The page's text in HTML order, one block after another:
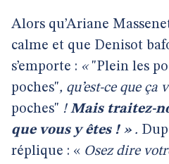
Alors qu’Ariane
calme et que Denisot
s’emporte : « "Plein les
poches", qu’est-ce que ça
poches" ! Mais traitez-
que vous y êtes ! » .
réplique : « Osez dire